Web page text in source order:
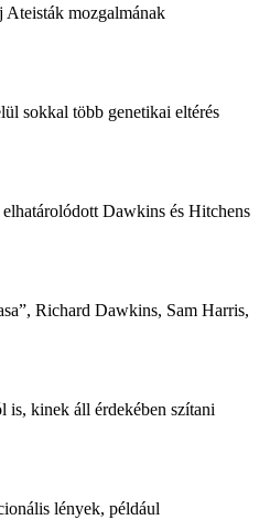
Ateisták mozgalmának
sokkal több genetikai eltérés
Dawkins és Hitchens
Richard Dawkins, Sam Harris,
is, kinek áll érdekében szítani
lények, például